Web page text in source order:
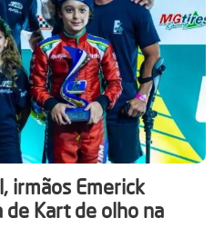
irmãos Emerick
de Kart de olho na